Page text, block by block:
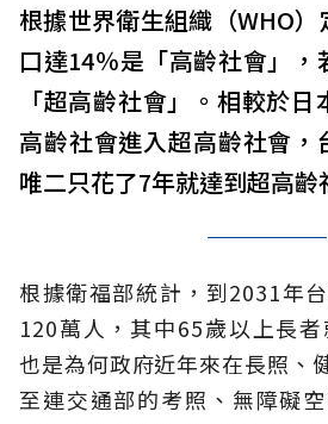
根據世界衛生組織（WHO
口達14％是「高齡社會」，
「超高齡社會」。相較於
高齡社會進入超高齡社會，
唯二只花了7年就達到超高齡
根據衛福部統計，到2031年
120萬人，其中65歲以上長
也是為何政府近年來在長照、
至連交通部的考照、無障礙